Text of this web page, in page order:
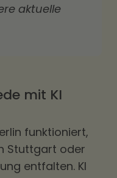
aktuelle
mit KI
funktioniert,
Stuttgart oder
entfalten. KI